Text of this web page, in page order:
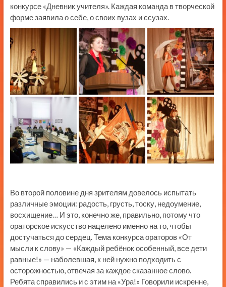
конкурсе «Дневник учителя». Каждая команда в творческой
форме заявила о себе, о своих вузах и ссузах.
Во второй половине дня зрителям довелось испытать
различные эмоции: радость, грусть, тоску, недоумение,
восхищение… И это, конечно же, правильно, потому что
ораторское искусство нацелено именно на то, чтобы
достучаться до сердец. Тема конкурса ораторов «От
мысли к слову» — «Каждый ребёнок особенный, все дети
равные!» — наболевшая, к ней нужно подходить с
осторожностью, отвечая за каждое сказанное слово.
Ребята справились и с этим на «Ура!» Говорили искренне,